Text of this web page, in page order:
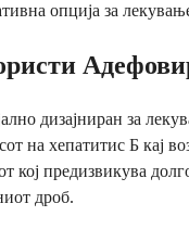
опција за
дизајниран за
на хепатитис Б кај
кој предизвикува
дроб.